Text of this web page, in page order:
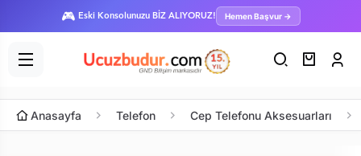
🎮 Eski Konsolunuzu BİZ ALIYORUZ! Hemen Başvur →
Anasayfa Telefon Cep Telefonu Aksesuarları